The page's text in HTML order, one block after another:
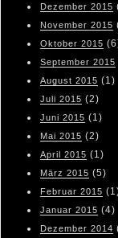
Dezember 2015
November 2015
Oktober 2015
September 2015
August 2015 (1)
Juli 2015 (2)
Juni 2015 (1)
Mai 2015 (2)
April 2015 (1)
März 2015 (5)
Februar 2015
Januar 2015 (4)
Dezember 2014